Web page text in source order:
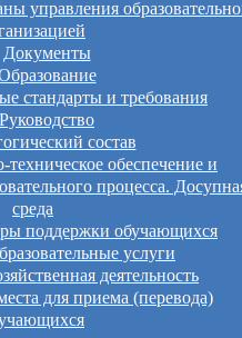
управления
Документы
стандарты и требования
Руководство
состав
обеспечение и
процесса.
среда
поддержки обучающихся
услуги
деятельность
для приема (перевода)